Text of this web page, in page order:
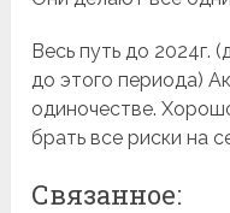
Весь путь до 2024г.
до этого периода)
одиночестве.
брать все риски на
Связанное: